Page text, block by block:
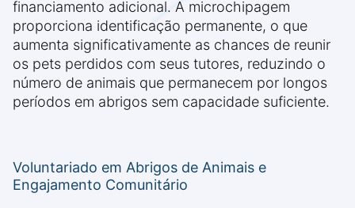
financiamento adicional. A microchipagem
proporciona identificação permanente, o que
aumenta significativamente as chances de reunir
os pets perdidos com seus tutores, reduzindo o
número de animais que permanecem por longos
períodos em abrigos sem capacidade suficiente.
Voluntariado em Abrigos de Animais e
Engajamento Comunitário